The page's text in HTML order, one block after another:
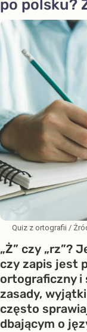
po polsku?
Quiz z ortografii /
„Ż” czy „rz”?
czy zapis jest
ortograficzny i
zasady,
często
dbającym o